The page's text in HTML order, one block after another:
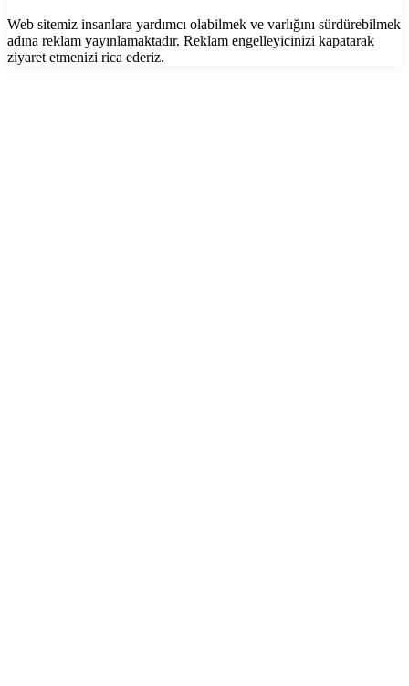
Web sitemiz insanlara yardımcı olabilmek ve varlığını sürdürebilmek
adına reklam yayınlamaktadır. Reklam engelleyicinizi kapatarak
ziyaret etmenizi rica ederiz.